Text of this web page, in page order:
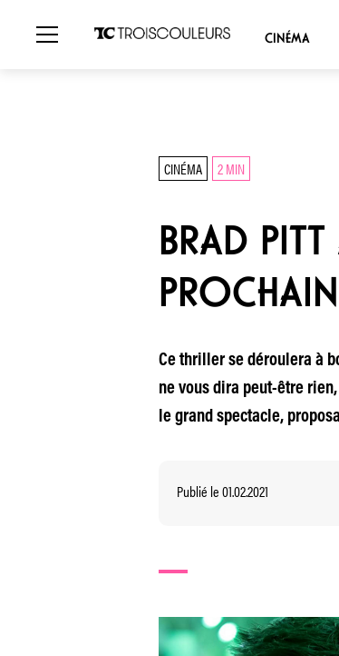
CINÉMA
CINÉMA 2 MIN
BRAD PITT
Ce thriller se déroulera à
ne vous dira peut-être
le grand spectacle,
Publié le 01.02.2021